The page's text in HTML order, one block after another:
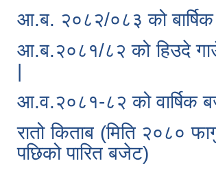
आ.ब. २०८२/०८३ को बार्षिक
आ.ब.२०८१/८२ को हिउदे गाउँ
|
आ.व.२०८१-८२ को वार्षिक
रातो किताब (मिति २०८०
पछिको पारित बजेट)